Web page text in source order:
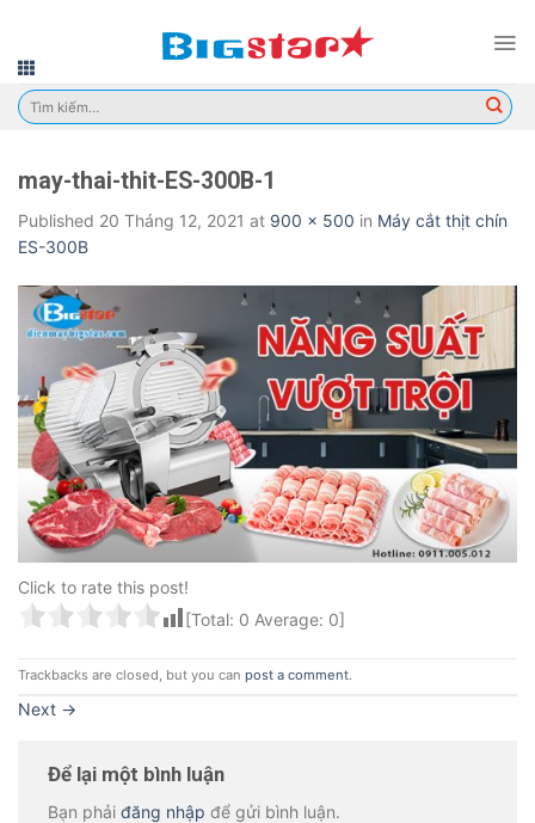
content
Tìm
kiếm:
may-thai-thit-ES-300B-1
Published 20 Tháng 12, 2021 at 900 × 500 in Máy cắt thịt chín
ES-300B
Click to rate this post!
[Total: 0 Average: 0]
Trackbacks are closed, but you can post a comment.
Next →
Để lại một bình luận
Bạn phải đăng nhập để gửi bình luận.